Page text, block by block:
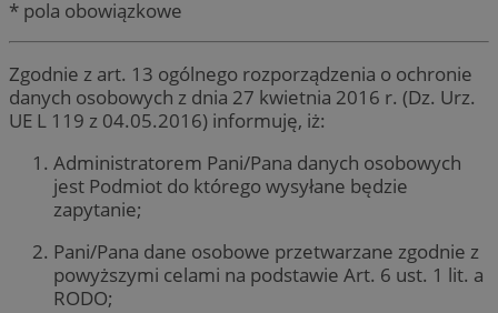
* pola obowiązkowe
Zgodnie z art. 13 ogólnego rozporządzenia o ochronie
danych osobowych z dnia 27 kwietnia 2016 r. (Dz. Urz.
UE L 119 z 04.05.2016) informuję, iż:
Administratorem Pani/Pana danych osobowych
jest Podmiot do którego wysyłane będzie
zapytanie;
Pani/Pana dane osobowe przetwarzane zgodnie z
powyższymi celami na podstawie Art. 6 ust. 1 lit. a
RODO;